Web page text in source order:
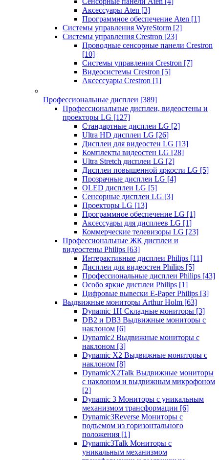
Аксессуары Aten [3]
Программное обеспечение Aten [1]
Системы управления WyreStorm [2]
Системы управления Crestron [23]
Проводные сенсорные панели Crestron
[10]
Системы управления Crestron [7]
Видеосистемы Crestron [5]
Аксессуары Crestron [1]
Профессиональные дисплеи [389]
Профессиональные дисплеи, видеостены и
проекторы LG [127]
Стандартные дисплеи LG [2]
Ultra HD дисплеи LG [26]
Дисплеи для видеостен LG [13]
Комплекты видеостен LG [28]
Ultra Stretch дисплеи LG [2]
Дисплеи повышенной яркости LG [5]
Прозрачные дисплеи LG [4]
OLED дисплеи LG [5]
Сенсорные дисплеи LG [3]
Проекторы LG [13]
Программное обеспечение LG [1]
Аксессуары для дисплеев LG [1]
Коммерческие телевизоры LG [23]
Профессиональные ЖК дисплеи и
видеостены Philips [63]
Интерактивные дисплеи Philips [11]
Дисплеи для видеостен Philips [5]
Профессиональные дисплеи Philips [43]
Особо яркие дисплеи Philips [1]
Цифровые вывески E-Paper Philips [3]
Выдвижные мониторы Arthur Holm [63]
Dynamic 1Н Складные мониторы [3]
DB2 и DB3 Выдвижные мониторы с
наклоном [6]
Dynamic2 Выдвижные мониторы с
наклоном [3]
Dynamic X2 Выдвижные мониторы с
наклоном [8]
DynamicX2Talk Выдвижные мониторы
с наклоном и выдвижным микрофоном
[2]
Dynamic 3 Мониторы с уникальным
механизмом трансформации [6]
Dynamic3Reverse Мониторы с
подъемом из горизонтального
положения [1]
Dynamic3Talk Мониторы с
уникальным механизмом